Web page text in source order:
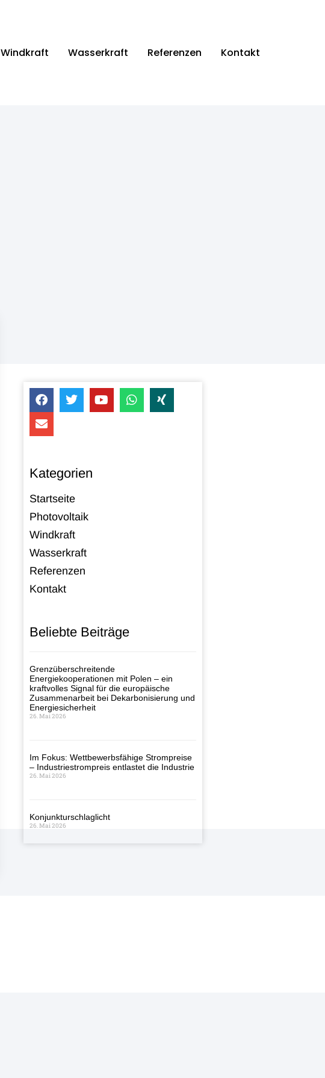
Windkraft Wasserkraft Referenzen Kontakt
Kategorien
Startseite
Photovoltaik
Windkraft
Wasserkraft
Referenzen
Kontakt
Beliebte Beiträge
Grenzüberschreitende
Energiekooperationen mit Polen – ein
kraftvolles Signal für die europäische
Zusammenarbeit bei Dekarbonisierung und
Energiesicherheit
26. Mai 2026
Im Fokus: Wettbewerbsfähige Strompreise
– Industriestrompreis entlastet die Industrie
26. Mai 2026
Konjunkturschlaglicht
26. Mai 2026